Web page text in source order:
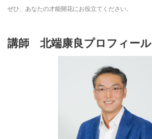
ぜひ、あなたの才能開花にお役立てください。
講師 北端康良プロフィール